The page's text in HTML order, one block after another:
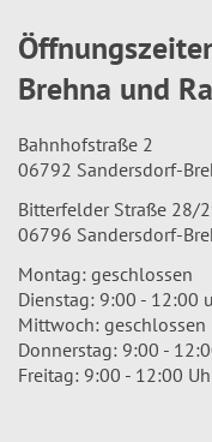
Brehna und
Bahnhofstraße 2
06792 Sandersdorf-
Bitterfelder Straße 28/
06796 Sandersdorf-
Montag: geschlossen
Dienstag: 9:00 - 12:00
Mittwoch: geschlossen
Donnerstag: 9:00 -
Freitag: 9:00 - 12:00